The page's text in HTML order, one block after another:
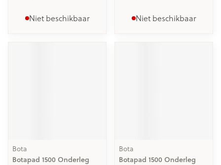
Niet beschikbaar Niet beschikbaar
Bota
Botapad 1500 Onderleg
Bota
Botapad 1500 Onderleg